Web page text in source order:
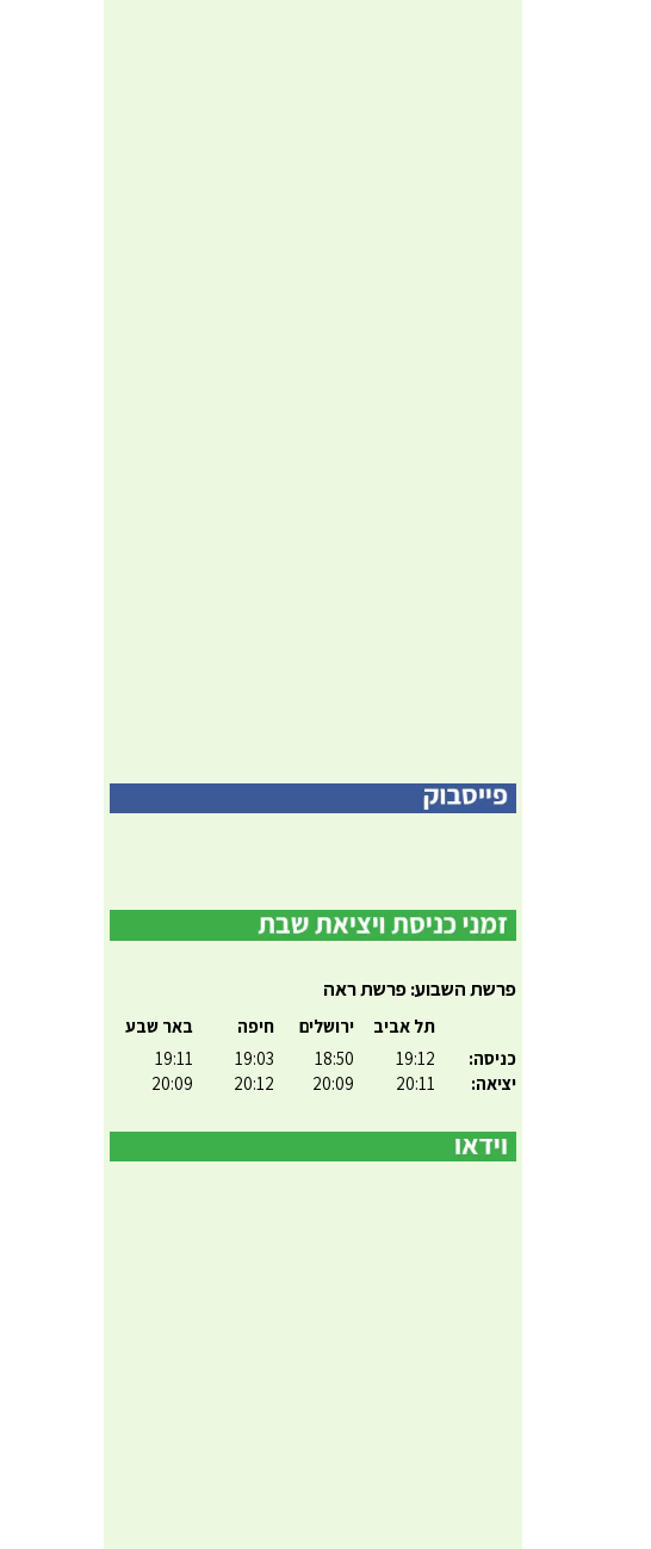
פרשת השבוע: פרשת ראה
כניסה:
יציאה:
תל אביב
19:12
20:11
ירושלים
18:50
20:09
חיפה
19:03
20:12
באר שבע
19:11
20:09